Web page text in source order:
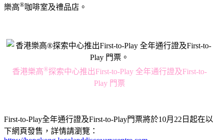
樂高®咖啡室及禮品店。
香港樂高®探索中心推出First-to-Play 全年通行證及First-to-
Play 門票
First-to-Play全年通行證及First-to-Play門票將於10月22日起在以
下網頁發售，詳情請瀏覽：